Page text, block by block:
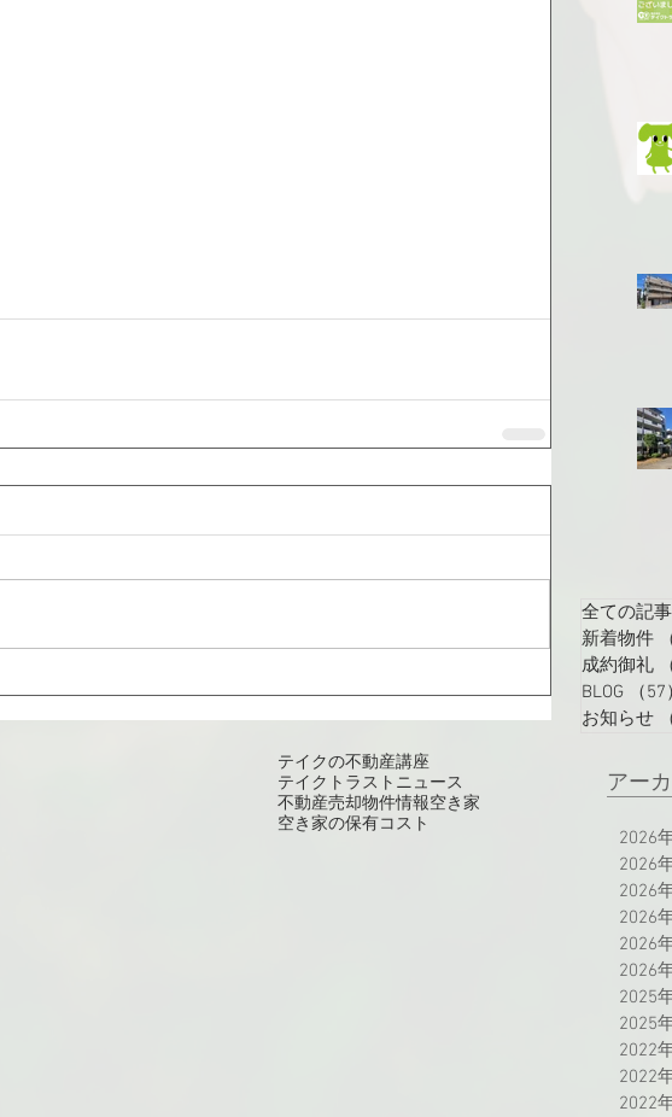
全ての記事
新着物件
成約御礼
BLOG
（57）
お知らせ
テイクの不動産講座
テイクトラスト ニュース
不動産売却物件情報空き家
空き家の保有コスト
アー
2026
2026
2026
2026
2026
2026
2025
2025
2022
2022
2022